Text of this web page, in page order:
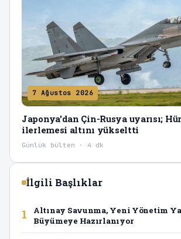
7 Ağustos 2026
Japonya'dan Çin-Rusya uyarısı;
ilerlemesi altını yükseltti
Günlük bülten · 4 dk
İlgili Başlıklar
1
Altınay Savunma, Yeni Yönetim
Büyümeye Hazırlanıyor